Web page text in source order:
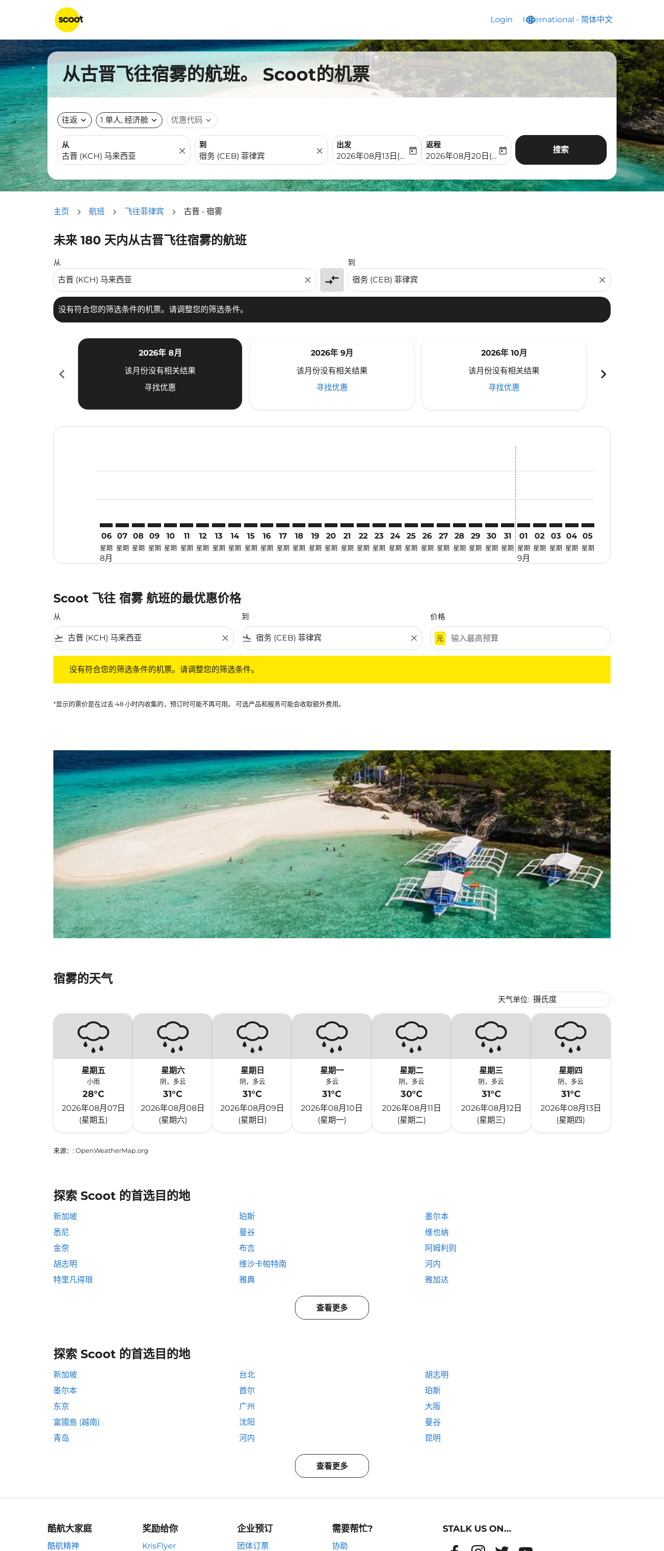
Login language
International - 简体中文
keyboard_arrow_down
从古晋飞往宿雾的航班。 Scoot的机票
往返 expand_more 1 单人, 经济舱 expand_more 优惠代码 expand_more
从
close
到
close
出发
fc-booking-departure-date-aria-label
2026年08月13日(周四)
today
返程
fc-booking-return-date-aria-label
2026年08月20日(周四)
today 搜索
主页 航班 飞往菲律宾 古晋 - 宿雾
未来 180 天内从古晋飞往宿雾的航班
从
close compare_arrows
到
close
没有符合您的筛选条件的机票。请调整您的筛选条件。
没有符合您的筛选条件的机票。请调整您的筛选条件。
chevron_left
2026年 8月
该月份没有相关结果
寻找优惠
2026年 9月
该月份没有相关结果
寻找优惠
2026年 10月
该月份没有相关结果
寻找优惠
chevron_right
06
星期
8月
07
星期
08
星期
09
星期
10
星期
11
星期
12
星期
13
星期
14
星期
15
星期
16
星期
17
星期
18
星期
19
星期
20
星期
21
星期
KCH–CEB: cmp-view-offers-disclaimer. 寻找优惠
22
星期
KCH–CEB: cmp-view-offers-disclaimer. 寻找优惠
23
星期
KCH–CEB: cmp-view-offers-disclaimer. 寻找优惠
24
星期
KCH–CEB: cmp-view-offers-disclaimer. 寻找优惠
25
星期
KCH–CEB: cmp-view-offers-disclaimer. 寻找优惠
26
星期
KCH–CEB: cmp-view-offers-disclaimer. 寻找优惠
27
星期
KCH–CEB: cmp-view-offers-disclaimer. 寻找优惠
28
星期
KCH–CEB: cmp-view-offers-disclaimer. 寻找优惠
29
星期
KCH–CEB: cmp-view-offers-disclaimer. 寻找优惠
30
星期
KCH–CEB: cmp-view-offers-disclaimer. 寻找
31
星期
01
星期
9月
02
星期
03
星期
04
星期
05
星期
Scoot 飞往 宿雾 航班的最优惠价格
从
flight_takeoff close
到
flight_land close
价格
元
没有符合您的筛选条件的机票。请调整您的筛选条件。
*显示的票价是在过去 48 小时内收集的，预订时可能不再可用。 可选产品和服务可能会收取额外费用。
宿雾的天气
天气单位: Weather unit option 摄氏度
摄氏度
keyboard_arrow_down
星期五
小雨
28°C
2026年08月07日
(星期五)
星期六
阴，多云
31°C
2026年08月08日
(星期六)
星期日
阴，多云
31°C
2026年08月09日
(星期日)
星期一
多云
31°C
2026年08月10日
(星期一)
星期二
阴，多云
30°C
2026年08月11日
(星期二)
星期三
阴，多云
31°C
2026年08月12日
(星期三)
星期四
阴，多云
31°C
2026年08月13日
(星期四)
来源： : OpenWeatherMap.org
探索 Scoot 的首选目的地
新加坡 珀斯
墨尔本
悉尼
曼谷
维也纳
金奈
布吉
阿姆利则
胡志明
维沙卡帕特南
河内
特里凡得琅
雅典 雅加达
查看更多
探索 Scoot 的首选目的地
新加坡 台北
胡志明
墨尔本
首尔
珀斯
东京
广州
大阪
富國島 (越南)
沈阳
曼谷
青岛
河内 昆明
查看更多
酷航大家庭
酷航精神
奖励给你
KrisFlyer
企业预订
团体订票
需要帮忙?
协助
STALK US ON...